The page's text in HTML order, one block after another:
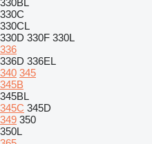
330BL
330C
330CL
330D 330F 330L
336
336D 336EL
340 345
345B
345BL
345C 345D
349 350
350L